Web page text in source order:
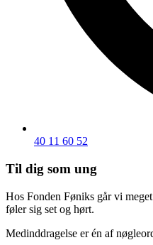
40 11 60 52
Til dig som ung
Hos Fonden Føniks går vi
føler sig set og hørt.
Medinddragelse er én af